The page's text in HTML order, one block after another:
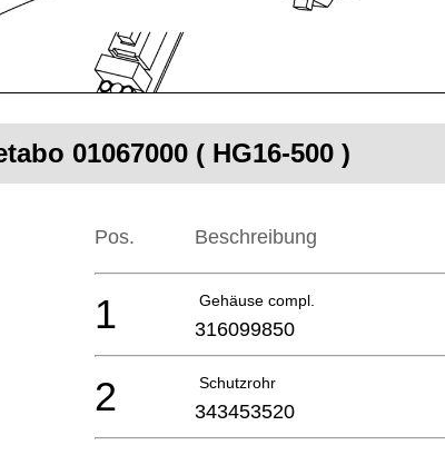
01067000 ( HG16-500 )
Pos. Beschreibung
Gehäuse compl.
1 316099850
Schutzrohr
2 343453520